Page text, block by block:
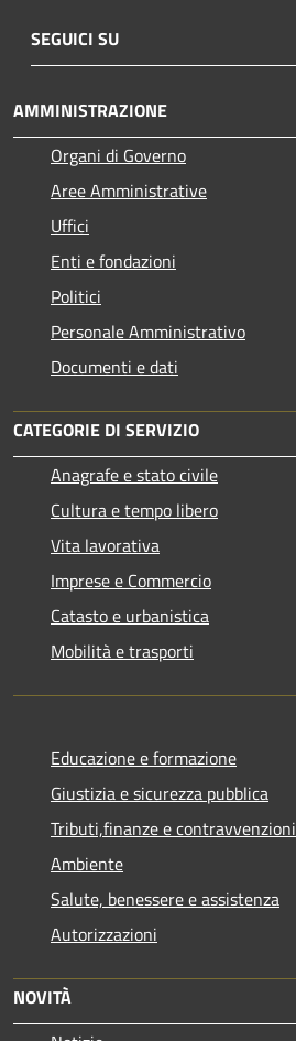
SEGUICI SU
AMMINISTRAZIONE
Organi di Governo
Aree Amministrative
Uffici
Enti e fondazioni
Politici
Personale Amministrativo
Documenti e dati
CATEGORIE DI SERVIZIO
Anagrafe e stato civile
Cultura e tempo libero
Vita lavorativa
Imprese e Commercio
Catasto e urbanistica
Mobilità e trasporti
Educazione e formazione
Giustizia e sicurezza pubblica
Tributi,finanze e contravvenzioni
Ambiente
Salute, benessere e assistenza
Autorizzazioni
NOVITÀ